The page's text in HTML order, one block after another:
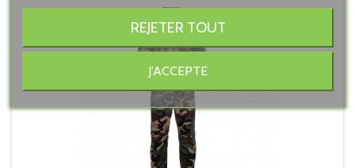
REJETER TOUT
J'ACCEPTE